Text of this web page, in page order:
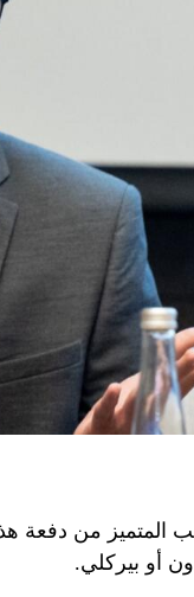
المتميز من دفعة
أو بيركلي.